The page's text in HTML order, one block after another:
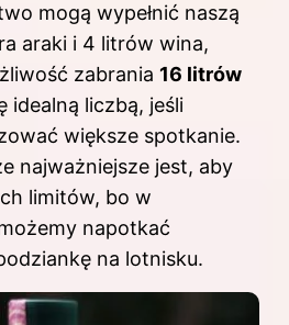
mogą wypełnić naszą
araki i 4 litrów wina,
zabrania 16 litrów
idealną liczbą, jeśli
większe spotkanie.
najważniejsze jest, aby
limitów, bo w
napotkać
na lotnisku.